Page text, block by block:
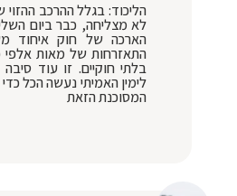
הליכוד: בגלל ההרכב
לא מצליחה, כבר ביום
הארכה של חוק איחוד
התאזרחות של מאות אלפי
בלתי חוקיים. זו עוד
לימין האמיתי נעשה הכל
המסוכנת הזאת